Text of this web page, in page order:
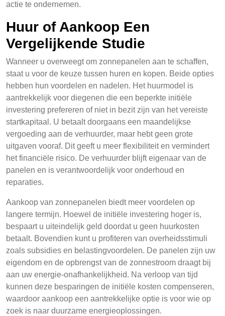
actie te ondernemen.
Huur of Aankoop Een
Vergelijkende Studie
Wanneer u overweegt om zonnepanelen aan te schaffen,
staat u voor de keuze tussen huren en kopen. Beide opties
hebben hun voordelen en nadelen. Het huurmodel is
aantrekkelijk voor diegenen die een beperkte initiële
investering prefereren of niet in bezit zijn van het vereiste
startkapitaal. U betaalt doorgaans een maandelijkse
vergoeding aan de verhuurder, maar hebt geen grote
uitgaven vooraf. Dit geeft u meer flexibiliteit en vermindert
het financiële risico. De verhuurder blijft eigenaar van de
panelen en is verantwoordelijk voor onderhoud en
reparaties.
Aankoop van zonnepanelen biedt meer voordelen op
langere termijn. Hoewel de initiële investering hoger is,
bespaart u uiteindelijk geld doordat u geen huurkosten
betaalt. Bovendien kunt u profiteren van overheidsstimuli
zoals subsidies en belastingvoordelen. De panelen zijn uw
eigendom en de opbrengst van de zonnestroom draagt bij
aan uw energie-onafhankelijkheid. Na verloop van tijd
kunnen deze besparingen de initiële kosten compenseren,
waardoor aankoop een aantrekkelijke optie is voor wie op
zoek is naar duurzame energieoplossingen.